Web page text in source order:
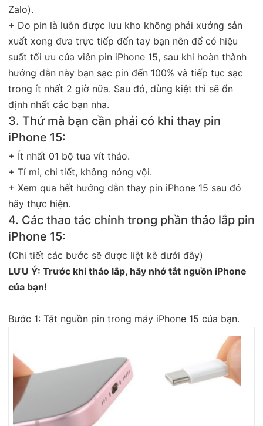
Zalo).
+ Do pin là luôn được lưu kho không phải xưởng sản
xuất xong đưa trực tiếp đến tay bạn nên để có hiệu
suất tối ưu của viên pin iPhone 15, sau khi hoàn thành
hướng dẫn này bạn sạc pin đến 100% và tiếp tục sạc
trong ít nhất 2 giờ nữa. Sau đó, dùng kiệt thì sẽ ổn
định nhất các bạn nha.
3. Thứ mà bạn cần phải có khi thay pin
iPhone 15:
+ Ít nhất 01 bộ tua vít tháo.
+ Tỉ mỉ, chi tiết, không nóng vội.
+ Xem qua hết hướng dẫn thay pin iPhone 15 sau đó
hãy thực hiện.
4. Các thao tác chính trong phần tháo lắp pin
iPhone 15:
(Chi tiết các bước sẽ được liệt kê dưới đây)
LƯU Ý: Trước khi tháo lắp, hãy nhớ tắt nguồn iPhone
của bạn!
Bước 1: Tắt nguồn pin trong máy iPhone 15 của bạn.